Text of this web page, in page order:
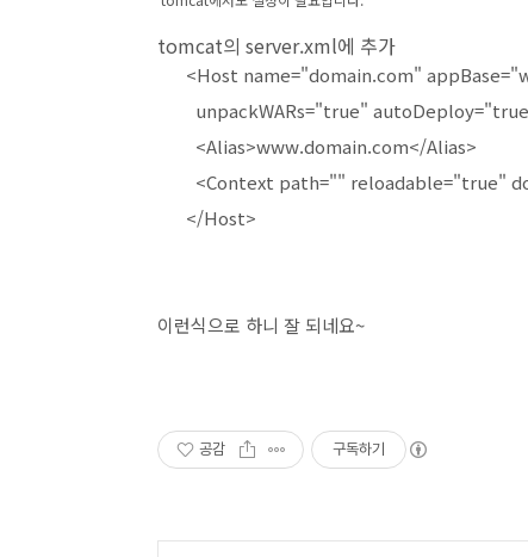
tomcat의 server.xml에 추가
<Host name="domain.com"
unpackWARs="true"
<Alias>www.domain.com</Alias>
<Context path="" reloadable="true"
</Host>
이런식으로 하니 잘 되네요~
공감 구독하기